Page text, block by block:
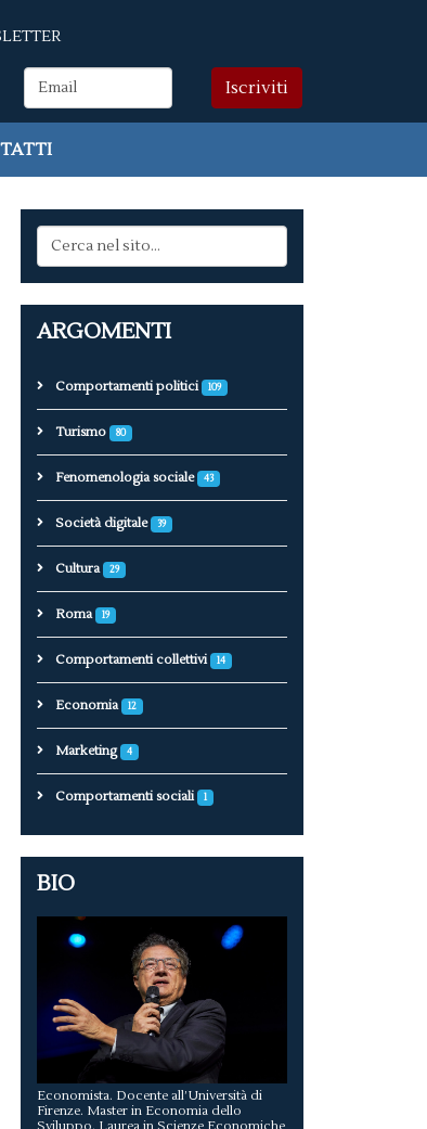
ARGOMENTI
Comportamenti politici 109
Turismo 80
Fenomenologia sociale 43
Società digitale 39
Cultura 29
Roma 19
Comportamenti collettivi 14
Economia 12
Marketing 4
Comportamenti sociali 1
BIO
Economista. Docente all’Università di
Firenze. Master in Economia dello